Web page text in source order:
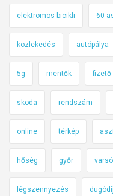
elektromos bicikli 60-
közlekedés autópálya
5g mentők fizető
skoda rendszám
online térkép
hőség győr varsó
légszennyezés dugódíj